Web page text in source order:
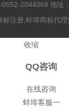
2044068 地址
标注册,蚌埠商标代理
收缩
QQ咨询
在线咨询
蚌埠客服一